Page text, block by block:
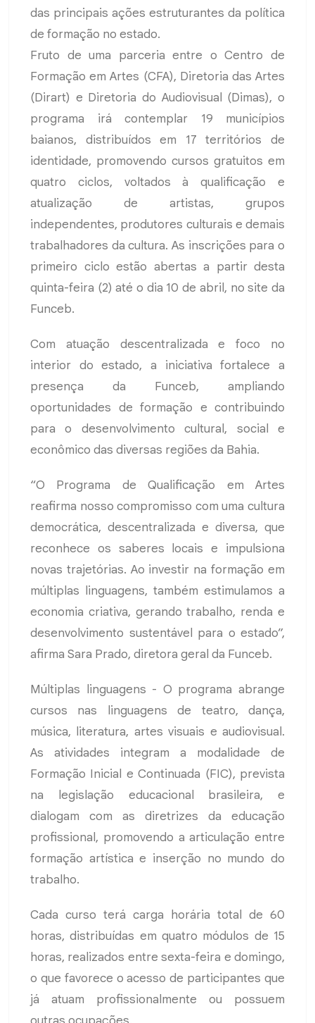
das principais ações estruturantes da política
de formação no estado.
Fruto de uma parceria entre o Centro de
Formação em Artes (CFA), Diretoria das Artes
(Dirart) e Diretoria do Audiovisual (Dimas), o
programa irá contemplar 19 municípios
baianos, distribuídos em 17 territórios de
identidade, promovendo cursos gratuitos em
quatro ciclos, voltados à qualificação e
atualização de artistas, grupos
independentes, produtores culturais e demais
trabalhadores da cultura. As inscrições para o
primeiro ciclo estão abertas a partir desta
quinta-feira (2) até o dia 10 de abril, no site da
Funceb.
Com atuação descentralizada e foco no
interior do estado, a iniciativa fortalece a
presença da Funceb, ampliando
oportunidades de formação e contribuindo
para o desenvolvimento cultural, social e
econômico das diversas regiões da Bahia.
“O Programa de Qualificação em Artes
reafirma nosso compromisso com uma cultura
democrática, descentralizada e diversa, que
reconhece os saberes locais e impulsiona
novas trajetórias. Ao investir na formação em
múltiplas linguagens, também estimulamos a
economia criativa, gerando trabalho, renda e
desenvolvimento sustentável para o estado”,
afirma Sara Prado, diretora geral da Funceb.
Múltiplas linguagens - O programa abrange
cursos nas linguagens de teatro, dança,
música, literatura, artes visuais e audiovisual.
As atividades integram a modalidade de
Formação Inicial e Continuada (FIC), prevista
na legislação educacional brasileira, e
dialogam com as diretrizes da educação
profissional, promovendo a articulação entre
formação artística e inserção no mundo do
trabalho.
Cada curso terá carga horária total de 60
horas, distribuídas em quatro módulos de 15
horas, realizados entre sexta-feira e domingo,
o que favorece o acesso de participantes que
já atuam profissionalmente ou possuem